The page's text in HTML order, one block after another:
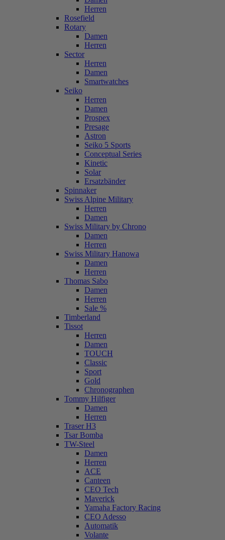
Herren
Rosefield
Rotary
Damen
Herren
Sector
Herren
Damen
Smartwatches
Seiko
Herren
Damen
Prospex
Presage
Astron
Seiko 5 Sports
Conceptual Series
Kinetic
Solar
Ersatzbänder
Spinnaker
Swiss Alpine Military
Herren
Damen
Swiss Military by Chrono
Damen
Herren
Swiss Military Hanowa
Damen
Herren
Thomas Sabo
Damen
Herren
Sale %
Timberland
Tissot
Herren
Damen
TOUCH
Classic
Sport
Gold
Chronographen
Tommy Hilfiger
Damen
Herren
Traser H3
Tsar Bomba
TW-Steel
Damen
Herren
ACE
Canteen
CEO Tech
Maverick
Yamaha Factory Racing
CEO Adesso
Automatik
Volante